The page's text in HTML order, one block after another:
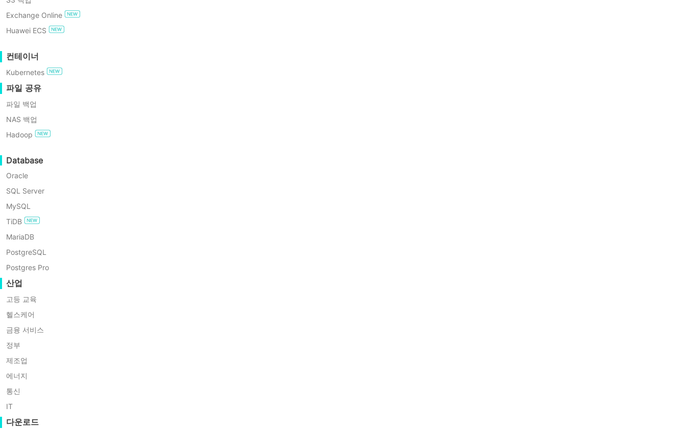
Exchange Online
Huawei ECS
컨테이너
Kubernetes
파일 공유
파일 백업
NAS 백업
Hadoop
Database
Oracle
SQL Server
MySQL
TiDB
MariaDB
PostgreSQL
Postgres Pro
산업
고등 교육
헬스케어
금융 서비스
정부
제조업
에너지
통신
IT
다운로드
백업 및 복구 VM Vinchin
백업 및 복구 기능으로 어
떻게 하나요?
구 FAQ
요약
스냅샷 생성 시점의 이전 상태로 마법처럼 되돌릴 수 있습니다.
하고,스냅샷 생성
V 환경에서 스냅샷을 생성하려면 Hyper-V 관리자에서 VM을 마우스 오른쪽 버튼으로 클릭한 다음
됩니다.
VM 스냅샷은 테스트 환경 또는 단기적인 재해 복구에 사용하는 것이 권장됩니다. VM 백업과 비교했을 때 장기적으로 전체
공할 수 있습니다.
VMware vSphere에서 스냅샷으로부터 VM을 복원하는 방법?
vCenter에서 VM 스냅샷을 쉽게 되돌릴 수 있습니다. VM 내보내기 파일이 있는 경우 복구를 위해
1. vCenter에 로그인합니다
2. VM 선택
3. 오른쪽에 있는 스냅샷 탭을 클릭합니다
4. 생성한 올바른 스냅샷을 선택하십시오
6. 경고 메시지가 표시됩니다: 이 가상 머신의 현재 상태는 스냅샷에 저장하지 않으면 사라집니다. 가상 머신의 현재 상태를
스냅샷 '스냅샷 이름'으로 되돌리시겠습니까? 괜찮다고 생각하시면 Revert 버튼을 클릭하십시오.